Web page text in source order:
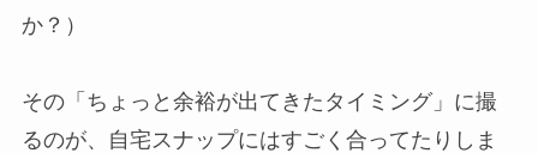
か？）
その「ちょっと余裕が出てきたタイミング」に撮
るのが、自宅スナップにはすごく合ってたりしま